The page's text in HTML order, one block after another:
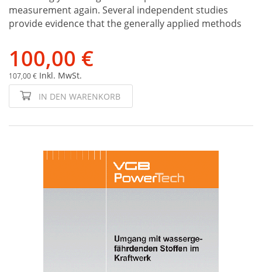
measurement again. Several independent studies
provide evidence that the generally applied methods
100,00 €
107,00 € Inkl. MwSt.
IN DEN WARENKORB